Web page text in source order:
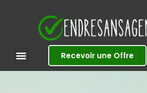
Recevoir une Offre